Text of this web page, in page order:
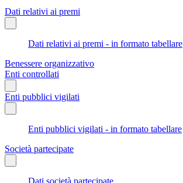
Dati relativi ai premi
Dati relativi ai premi - in formato tabellare
Benessere organizzativo
Enti controllati
Enti pubblici vigilati
Enti pubblici vigilati - in formato tabellare
Società partecipate
Dati società partecipate